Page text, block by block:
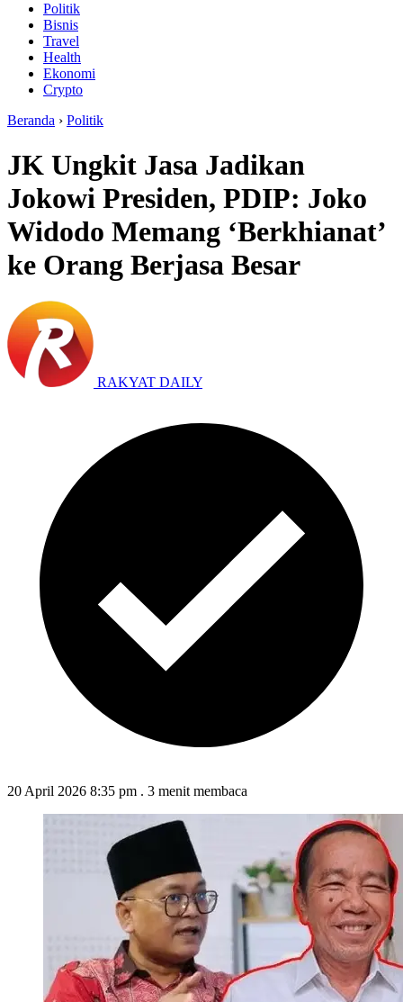
Politik
Bisnis
Travel
Health
Ekonomi
Crypto
Beranda › Politik
JK Ungkit Jasa Jadikan
Jokowi Presiden, PDIP: Joko
Widodo Memang ‘Berkhianat’
ke Orang Berjasa Besar
RAKYAT DAILY
20 April 2026 8:35 pm . 3 menit membaca